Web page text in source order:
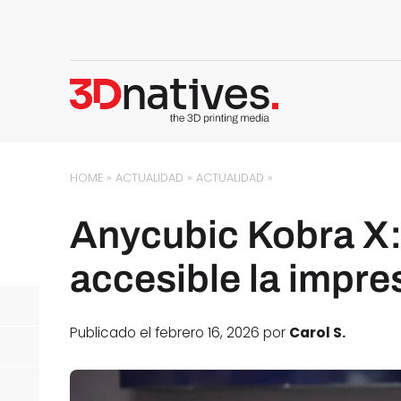
HOME »ACTUALIDAD »ACTUALIDAD »
Anycubic Kobra
accesible la
Publicado el febrero 16, 2026 por Carol S.